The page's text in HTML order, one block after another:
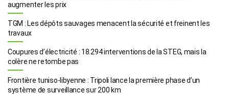
augmenter les prix
TGM : Les dépôts sauvages menacent la sécurité et freinent les
travaux
Coupures d’électricité : 18.294 interventions de la STEG, mais la
colère ne retombe pas
Frontière tuniso-libyenne : Tripoli lance la première phase d’un
système de surveillance sur 200 km